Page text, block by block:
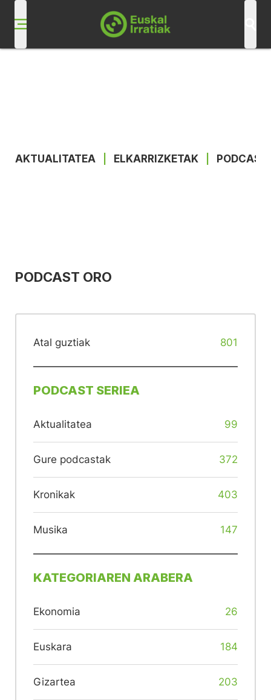
AKTUALITATEA ELKARRIZKETAK
PODCAST ORO
Atal guztiak 801
PODCAST SERIEA
Aktualitatea 99
Gure podcastak 372
Kronikak 403
Musika 147
KATEGORIAREN ARABERA
Ekonomia 26
Euskara 184
Gizartea 203